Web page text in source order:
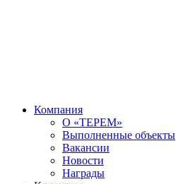
Компания
О «ТЕРЕМ»
Выполненные объекты
Вакансии
Новости
Награды